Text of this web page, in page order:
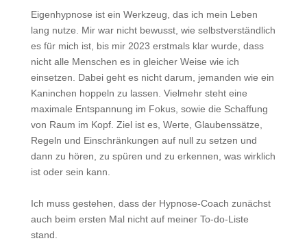
Eigenhypnose ist ein Werkzeug, das ich mein Leben
lang nutze. Mir war nicht bewusst, wie selbstverständlich
es für mich ist, bis mir 2023 erstmals klar wurde, dass
nicht alle Menschen es in gleicher Weise wie ich
einsetzen. Dabei geht es nicht darum, jemanden wie ein
Kaninchen hoppeln zu lassen. Vielmehr steht eine
maximale Entspannung im Fokus, sowie die Schaffung
von Raum im Kopf. Ziel ist es, Werte, Glaubenssätze,
Regeln und Einschränkungen auf null zu setzen und
dann zu hören, zu spüren und zu erkennen, was wirklich
ist oder sein kann.
Ich muss gestehen, dass der Hypnose-Coach zunächst
auch beim ersten Mal nicht auf meiner To-do-Liste
stand.